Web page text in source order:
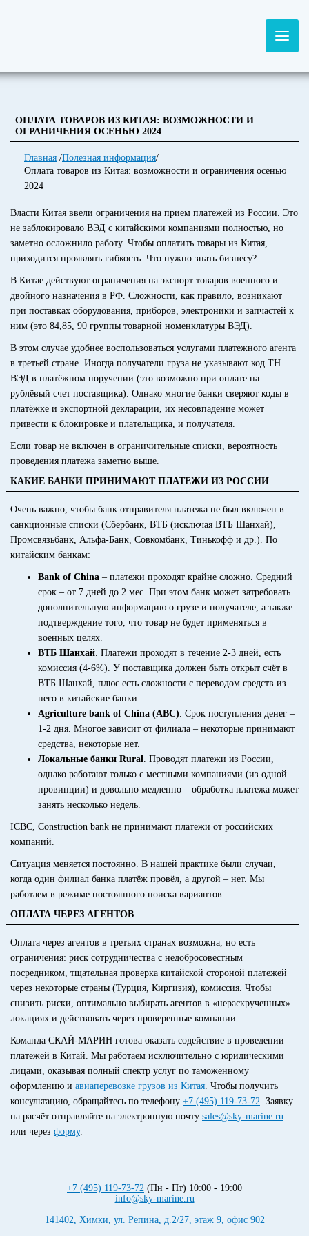
ОПЛАТА ТОВАРОВ ИЗ КИТАЯ: ВОЗМОЖНОСТИ И
ОГРАНИЧЕНИЯ ОСЕНЬЮ 2024
Главная /Полезная информация/
Оплата товаров из Китая: возможности и ограничения осенью
2024
Власти Китая ввели ограничения на прием платежей из России. Это
не заблокировало ВЭД с китайскими компаниями полностью, но
заметно осложнило работу. Чтобы оплатить товары из Китая,
приходится проявлять гибкость. Что нужно знать бизнесу?
В Китае действуют ограничения на экспорт товаров военного и
двойного назначения в РФ. Сложности, как правило, возникают
при поставках оборудования, приборов, электроники и запчастей к
ним (это 84,85, 90 группы товарной номенклатуры ВЭД).
В этом случае удобнее воспользоваться услугами платежного агента
в третьей стране. Иногда получатели груза не указывают код ТН
ВЭД в платёжном поручении (это возможно при оплате на
рублёвый счет поставщика). Однако многие банки сверяют коды в
платёжке и экспортной декларации, их несовпадение может
привести к блокировке и плательщика, и получателя.
Если товар не включен в ограничительные списки, вероятность
проведения платежа заметно выше.
КАКИЕ БАНКИ ПРИНИМАЮТ ПЛАТЕЖИ ИЗ РОССИИ
Очень важно, чтобы банк отправителя платежа не был включен в
санкционные списки (Сбербанк, ВТБ (исключая ВТБ Шанхай),
Промсвязьбанк, Альфа-Банк, Совкомбанк, Тинькофф и др.). По
китайским банкам:
Bank of China – платежи проходят крайне сложно. Средний
срок – от 7 дней до 2 мес. При этом банк может затребовать
дополнительную информацию о грузе и получателе, а также
подтверждение того, что товар не будет применяться в
военных целях.
ВТБ Шанхай. Платежи проходят в течение 2-3 дней, есть
комиссия (4-6%). У поставщика должен быть открыт счёт в
ВТБ Шанхай, плюс есть сложности с переводом средств из
него в китайские банки.
Agriculture bank of China (ABC). Срок поступления денег –
1-2 дня. Многое зависит от филиала – некоторые принимают
средства, некоторые нет.
Локальные банки Rural. Проводят платежи из России,
однако работают только с местными компаниями (из одной
провинции) и довольно медленно – обработка платежа может
занять несколько недель.
ICBC, Construction bank не принимают платежи от российских
компаний.
Ситуация меняется постоянно. В нашей практике были случаи,
когда один филиал банка платёж провёл, а другой – нет. Мы
работаем в режиме постоянного поиска вариантов.
ОПЛАТА ЧЕРЕЗ АГЕНТОВ
Оплата через агентов в третьих странах возможна, но есть
ограничения: риск сотрудничества с недобросовестным
посредником, тщательная проверка китайской стороной платежей
через некоторые страны (Турция, Киргизия), комиссия. Чтобы
снизить риски, оптимально выбирать агентов в «нераскрученных»
локациях и действовать через проверенные компании.
Команда СКАЙ-МАРИН готова оказать содействие в проведении
платежей в Китай. Мы работаем исключительно с юридическими
лицами, оказывая полный спектр услуг по таможенному
оформлению и авиаперевозке грузов из Китая. Чтобы получить
консультацию, обращайтесь по телефону +7 (495) 119-73-72. Заявку
на расчёт отправляйте на электронную почту sales@sky-marine.ru
или через форму.
+7 (495) 119-73-72 (Пн - Пт) 10:00 - 19:00
info@sky-marine.ru
141402, Химки, ул. Репина, д.2/27, этаж 9, офис 902